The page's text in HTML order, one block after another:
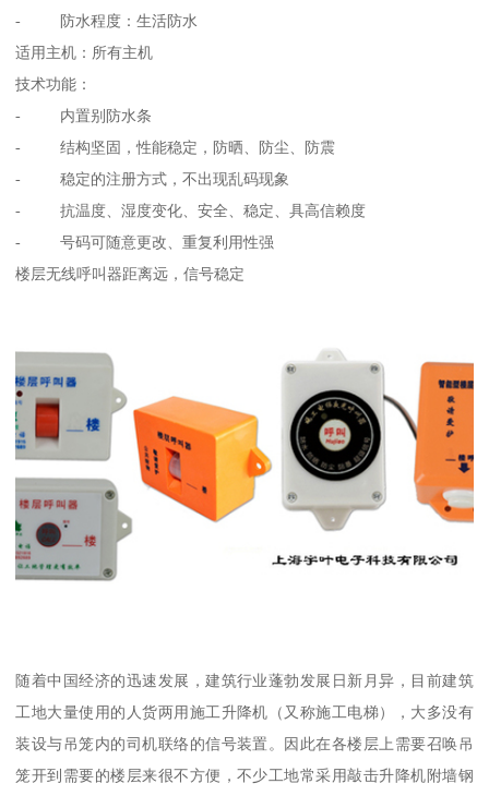
- 防水程度：生活防水
适用主机：所有主机
技术功能：
- 内置别防水条
- 结构坚固，性能稳定，防晒、防尘、防震
- 稳定的注册方式，不出现乱码现象
- 抗温度、湿度变化、安全、稳定、具高信赖度
- 号码可随意更改、重复利用性强
楼层无线呼叫器距离远，信号稳定
随着中国经济的迅速发展，建筑行业蓬勃发展日新月异，目前建筑
工地大量使用的人货两用施工升降机（又称施工电梯），大多没有
装设与吊笼内的司机联络的信号装置。因此在各楼层上需要召唤吊
笼开到需要的楼层来很不方便，不少工地常采用敲击升降机附墙钢